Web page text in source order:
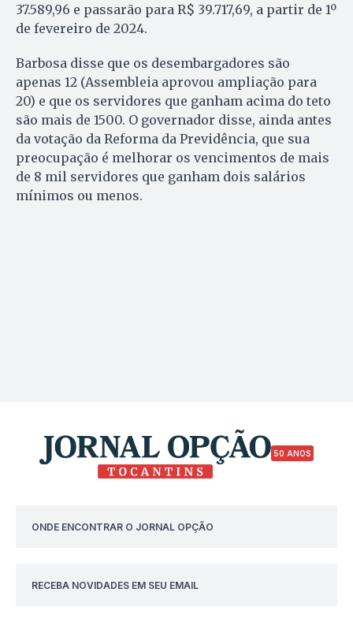
37.589,96 e passarão para R$ 39.717,69, a partir de 1º
de fevereiro de 2024.
Barbosa disse que os desembargadores são
apenas 12 (Assembleia aprovou ampliação para
20) e que os servidores que ganham acima do teto
são mais de 1500. O governador disse, ainda antes
da votação da Reforma da Previdência, que sua
preocupação é melhorar os vencimentos de mais
de 8 mil servidores que ganham dois salários
mínimos ou menos.
50 ANOS
ONDE ENCONTRAR O JORNAL OPÇÃO
RECEBA NOVIDADES EM SEU EMAIL